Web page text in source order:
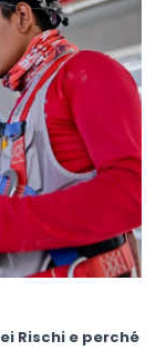
Rischi e perché